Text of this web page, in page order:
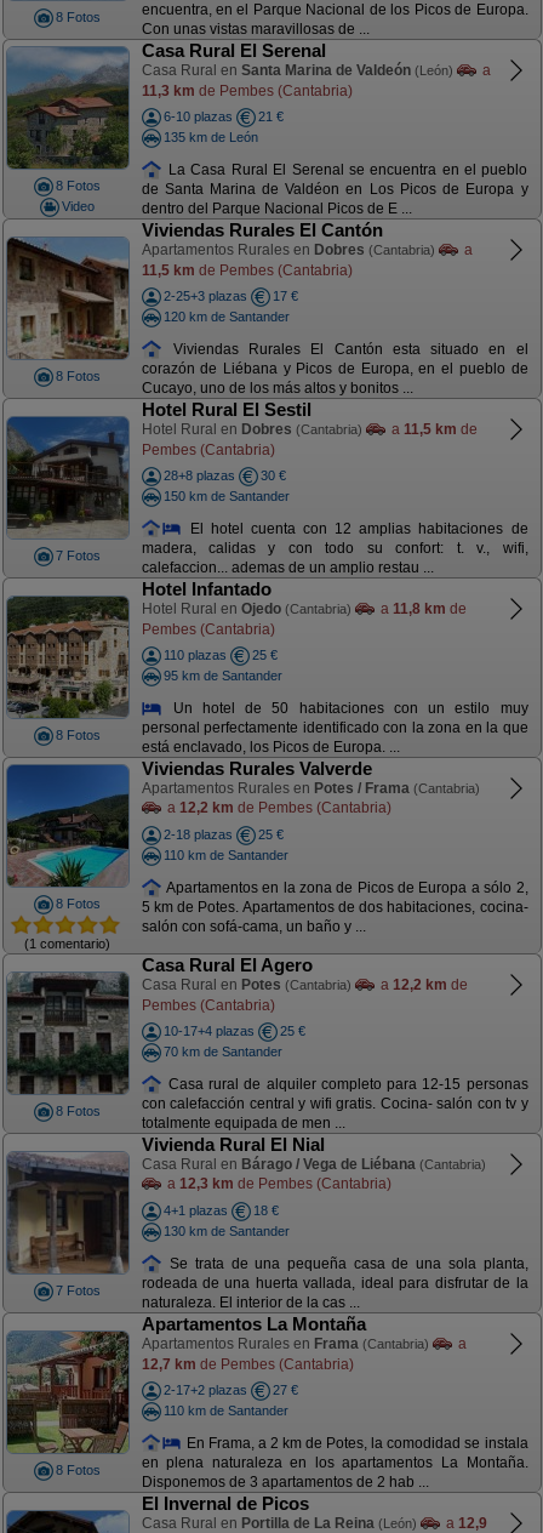
8 Fotos
encuentra, en el Parque Nacional de los Picos de Europa.
Con unas vistas maravillosas de ...
8 Fotos
Video
Casa Rural El Serenal
Casa Rural en Santa Marina de Valdeón (León)
a
11,3 km de Pembes (Cantabria)
6-10 plazas
21 €
135 km de León
La Casa Rural El Serenal se encuentra en el pueblo
de Santa Marina de Valdéon en Los Picos de Europa y
dentro del Parque Nacional Picos de E ...
8 Fotos
Viviendas Rurales El Cantón
Apartamentos Rurales en Dobres (Cantabria)
a
11,5 km de Pembes (Cantabria)
2-25+3 plazas
17 €
120 km de Santander
Viviendas Rurales El Cantón esta situado en el
corazón de Liébana y Picos de Europa, en el pueblo de
Cucayo, uno de los más altos y bonitos ...
7 Fotos
Hotel Rural El Sestil
Hotel Rural en Dobres (Cantabria) a 11,5 km de
Pembes (Cantabria)
28+8 plazas
30 €
150 km de Santander
El hotel cuenta con 12 amplias habitaciones de
madera, calidas y con todo su confort: t. v., wifi,
calefaccion... ademas de un amplio restau ...
8 Fotos
Hotel Infantado
Hotel Rural en Ojedo (Cantabria) a 11,8 km de
Pembes (Cantabria)
110 plazas
25 €
95 km de Santander
Un hotel de 50 habitaciones con un estilo muy
personal perfectamente identificado con la zona en la que
está enclavado, los Picos de Europa. ...
8 Fotos
(1 comentario)
Viviendas Rurales Valverde
Apartamentos Rurales en Potes / Frama (Cantabria)
a 12,2 km de Pembes (Cantabria)
2-18 plazas
25 €
110 km de Santander
Apartamentos en la zona de Picos de Europa a sólo 2,
5 km de Potes. Apartamentos de dos habitaciones, cocina-
salón con sofá-cama, un baño y ...
8 Fotos
Casa Rural El Agero
Casa Rural en Potes (Cantabria) a 12,2 km de
Pembes (Cantabria)
10-17+4 plazas
25 €
70 km de Santander
Casa rural de alquiler completo para 12-15 personas
con calefacción central y wifi gratis. Cocina- salón con tv y
totalmente equipada de men ...
7 Fotos
Vivienda Rural El Nial
Casa Rural en Bárago / Vega de Liébana (Cantabria)
a 12,3 km de Pembes (Cantabria)
4+1 plazas
18 €
130 km de Santander
Se trata de una pequeña casa de una sola planta,
rodeada de una huerta vallada, ideal para disfrutar de la
naturaleza. El interior de la cas ...
8 Fotos
Apartamentos La Montaña
Apartamentos Rurales en Frama (Cantabria)
a
12,7 km de Pembes (Cantabria)
2-17+2 plazas
27 €
110 km de Santander
En Frama, a 2 km de Potes, la comodidad se instala
en plena naturaleza en los apartamentos La Montaña.
Disponemos de 3 apartamentos de 2 hab ...
El Invernal de Picos
Casa Rural en Portilla de La Reina (León) a 12,9